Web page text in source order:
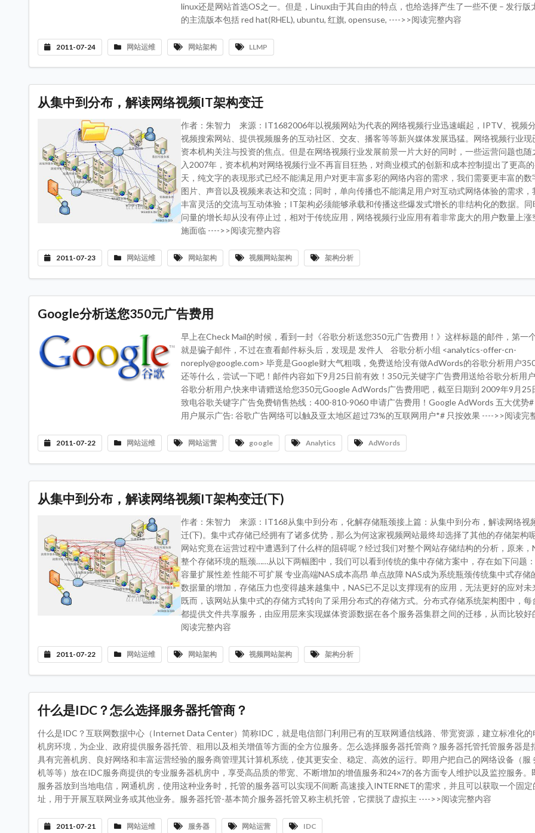
linux还是网站首选OS之一。但是，Linux由于其自由的特点，也给选择产生了一些不便 – 发行版
的主流版本包括 red hat(RHEL), ubuntu, 红旗, opensuse, ---->>阅读完整内容
2011-07-24 网站运维 网站架构 LLMP
从集中到分布，解读网络视频IT架构变迁
作者：朱智力 来源：IT1682006年以视频网站为代表的网络视频行业迅速崛起，IPTV、视频
视频搜索网站、提供视频服务的互动社区、交友、播客等等新兴媒体发展迅猛。网络视频行业现
资本机构关注与投资的焦点。但是在网络视频行业发展前景一片大好的同时，一些运营问题也随
入2007年，资本机构对网络视频行业不再盲目狂热，对商业模式的创新和成本控制提出了更高
天，纯文字的表现形式已经不能满足用户对更丰富多彩的网络内容的需求，我们需要更丰富的数
图片、声音以及视频来表达和交流；同时，单向传播也不能满足用户对互动式网络体验的需求，
丰富灵活的交流与互动体验；IT架构必须能够承载和传播这些爆发式增长的非结构化的数据。同
问量的增长却从没有停止过，相对于传统应用，网络视频行业应用有着非常庞大的用户数量上
施面临 ---->>阅读完整内容
2011-07-23 网站运维 网站架构 视频网站架构 架构分析
Google分析送您350元广告费用
早上在Check Mail的时候，看到一封《谷歌分析送您350元广告费用！》这样标题的邮件，第一
就是骗子邮件，不过在查看邮件标头后，发现是 发件人 谷歌分析小组 <analytics-offer-cn-
noreply@google.com> 毕竟是Google财大气粗哦，免费送给没有做AdWords的谷歌分析用户
还等什么，尝试一下吧！邮件内容如下9月25日前有效！350元关键字广告费用送给谷歌分析用
谷歌分析用户,快来申请赠送给您350元Google AdWords广告费用吧，截至日期到 2009年9月25
致电谷歌关键字广告免费销售热线：400-810-9060 申请广告费用！Google AdWords 五大优势
用户展示广告: 谷歌广告网络可以触及亚太地区超过73%的互联网用户*# 只按效果 ---->>阅读完
2011-07-22 网站运维 网站运营 google Analytics AdWords
从集中到分布，解读网络视频IT架构变迁(下)
作者：朱智力 来源：IT168从集中到分布，化解存储瓶颈接上篇：从集中到分布，解读网络视
迁(下)。集中式存储已经拥有了诸多优势，那么为何这家视频网站最终却选择了其他的存储架构
网站究竟在运营过程中遭遇到了什么样的阻碍呢？经过我们对整个网站存储结构的分析，原来，
整个存储环境的瓶颈……从以下两幅图中，我们可以看到传统的集中存储方案中，存在如下问题
容量扩展性差 性能不可扩展 专业高端NAS成本高昂 单点故障 NAS成为系统瓶颈传统集中式存储
数据量的增加，存储压力也变得越来越集中，NAS已不足以支撑现有的应用，无法更好的应对未
既而，该网站从集中式的存储方式转向了采用分布式的存储方式。分布式存储系统架构图中，每
都提供文件共享服务，由应用层来实现媒体资源数据在各个服务器集群之间的迁移，从而比较
阅读完整内容
2011-07-22 网站运维 网站架构 视频网站架构 架构分析
什么是IDC？怎么选择服务器托管商？
什么是IDC？互联网数据中心（Internet Data Center）简称IDC，就是电信部门利用已有的互联网通信线路、带宽资源，建立标准化的
机房环境，为企业、政府提供服务器托管、租用以及相关增值等方面的全方位服务。怎么选择服务器托管商？服务器托管托管服务器是
具有完善机房、良好网络和丰富运营经验的服务商管理其计算机系统，使其更安全、稳定、高效的运行。即用户把自己的网络设备（服
机等等）放在IDC服务商提供的专业服务器机房中，享受高品质的带宽、不断增加的增值服务和24×7的各方面专人维护以及监控服务。
服务器放到当地电信，网通机房，使用这种业务时，托管的服务器可以实现不间断 高速接入INTERNET的需求，并且可以获取一个固定
址，用于开展互联网业务或其他业务。服务器托管-基本简介服务器托管又称主机托管，它摆脱了虚拟主 ---->>阅读完整内容
2011-07-21 网站运维 服务器 网站运营 IDC